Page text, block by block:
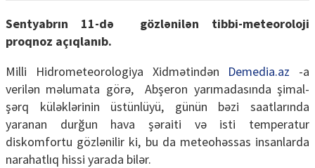
Sentyabrın 11-də gözlənilən tibbi-meteoroloji
proqnoz açıqlanıb.
Milli Hidrometeorologiya Xidmətindən Demedia.az -a
verilən məlumata görə, Abşeron yarımadasında şimal-
şərq küləklərinin üstünlüyü, günün bəzi saatlarında
yaranan durğun hava şəraiti və isti temperatur
diskomfortu gözlənilir ki, bu da meteohəssas insanlarda
narahatlıq hissi yarada bilər.